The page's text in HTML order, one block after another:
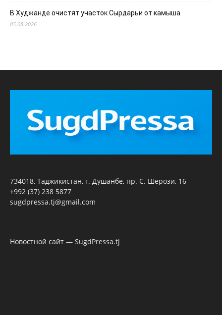
В Худжанде очистят участок Сырдарьи от камыша
05.08.2026
734018, Таджикистан, г. Душанбе, пр. С. Шерози, 16
+992 (37) 238 5877
sugdpressa.tj@gmail.com
Новостной сайт — SugdPressa.tj